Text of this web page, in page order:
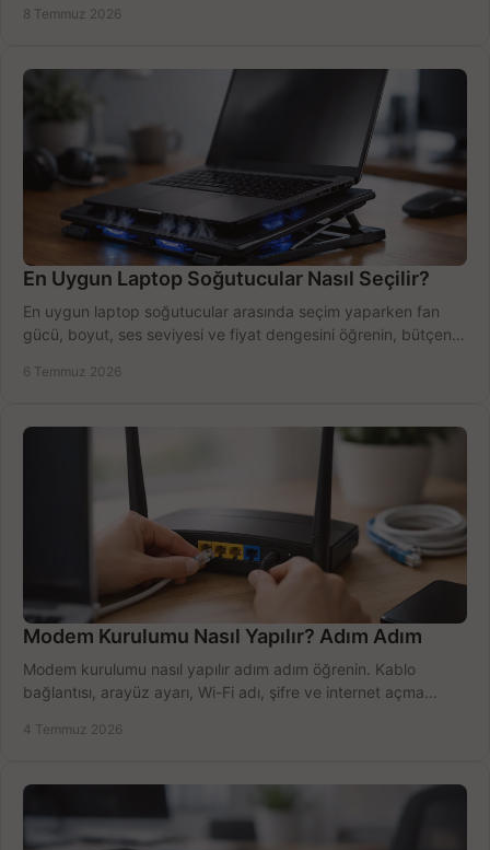
8 Temmuz 2026
En Uygun Laptop Soğutucular Nasıl Seçilir?
En uygun laptop soğutucular arasında seçim yaparken fan
gücü, boyut, ses seviyesi ve fiyat dengesini öğrenin, bütçenizi
6 Temmuz 2026
Modem Kurulumu Nasıl Yapılır? Adım Adım
Modem kurulumu nasıl yapılır adım adım öğrenin. Kablo
bağlantısı, arayüz ayarı, Wi-Fi adı, şifre ve internet açma
4 Temmuz 2026